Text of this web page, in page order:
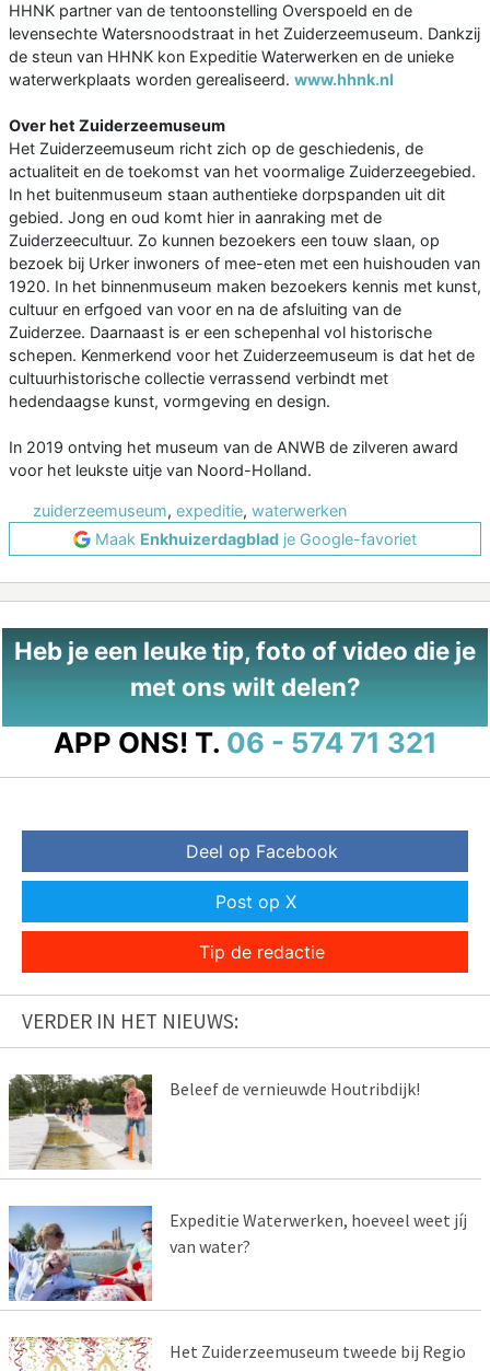
HHNK partner van de tentoonstelling Overspoeld en de
levensechte Watersnoodstraat in het Zuiderzeemuseum. Dankzij
de steun van HHNK kon Expeditie Waterwerken en de unieke
waterwerkplaats worden gerealiseerd. www.hhnk.nl
Over het Zuiderzeemuseum
Het Zuiderzeemuseum richt zich op de geschiedenis, de
actualiteit en de toekomst van het voormalige Zuiderzeegebied.
In het buitenmuseum staan authentieke dorpspanden uit dit
gebied. Jong en oud komt hier in aanraking met de
Zuiderzeecultuur. Zo kunnen bezoekers een touw slaan, op
bezoek bij Urker inwoners of mee-eten met een huishouden van
1920. In het binnenmuseum maken bezoekers kennis met kunst,
cultuur en erfgoed van voor en na de afsluiting van de
Zuiderzee. Daarnaast is er een schepenhal vol historische
schepen. Kenmerkend voor het Zuiderzeemuseum is dat het de
cultuurhistorische collectie verrassend verbindt met
hedendaagse kunst, vormgeving en design.
In 2019 ontving het museum van de ANWB de zilveren award
voor het leukste uitje van Noord-Holland.
zuiderzeemuseum, expeditie, waterwerken
Maak Enkhuizerdagblad je Google-favoriet
Heb je een leuke tip, foto of video die je
met ons wilt delen?
APP ONS! T. 06 - 574 71 321
Deel op Facebook
Post op X
Tip de redactie
VERDER IN HET NIEUWS:
Beleef de vernieuwde Houtribdijk!
Expeditie Waterwerken, hoeveel weet jíj
van water?
Het Zuiderzeemuseum tweede bij Regio